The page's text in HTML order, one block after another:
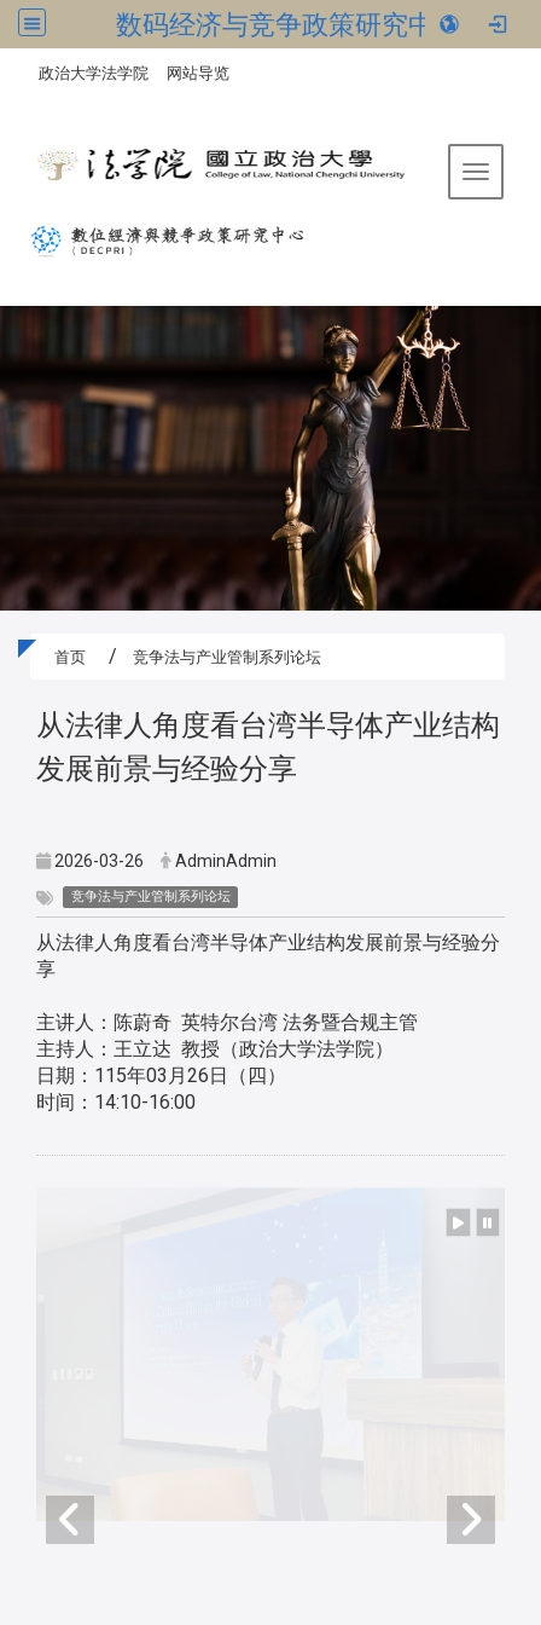
数码经济与竞争政策研究中心
政治大学法学院 网站导览
Toggle
首页 竞争法与产业管制系列论坛
从法律人角度看台湾半导体产业结构
发展前景与经验分享
2026-03-26 AdminAdmin
竞争法与产业管制系列论坛
从法律人角度看台湾半导体产业结构发展前景与经验分
享
主讲人：陈蔚奇 英特尔台湾 法务暨合规主管
主持人：王立达 教授（政治大学法学院）
日期：115年03月26日（四）
时间：14:10-16:00